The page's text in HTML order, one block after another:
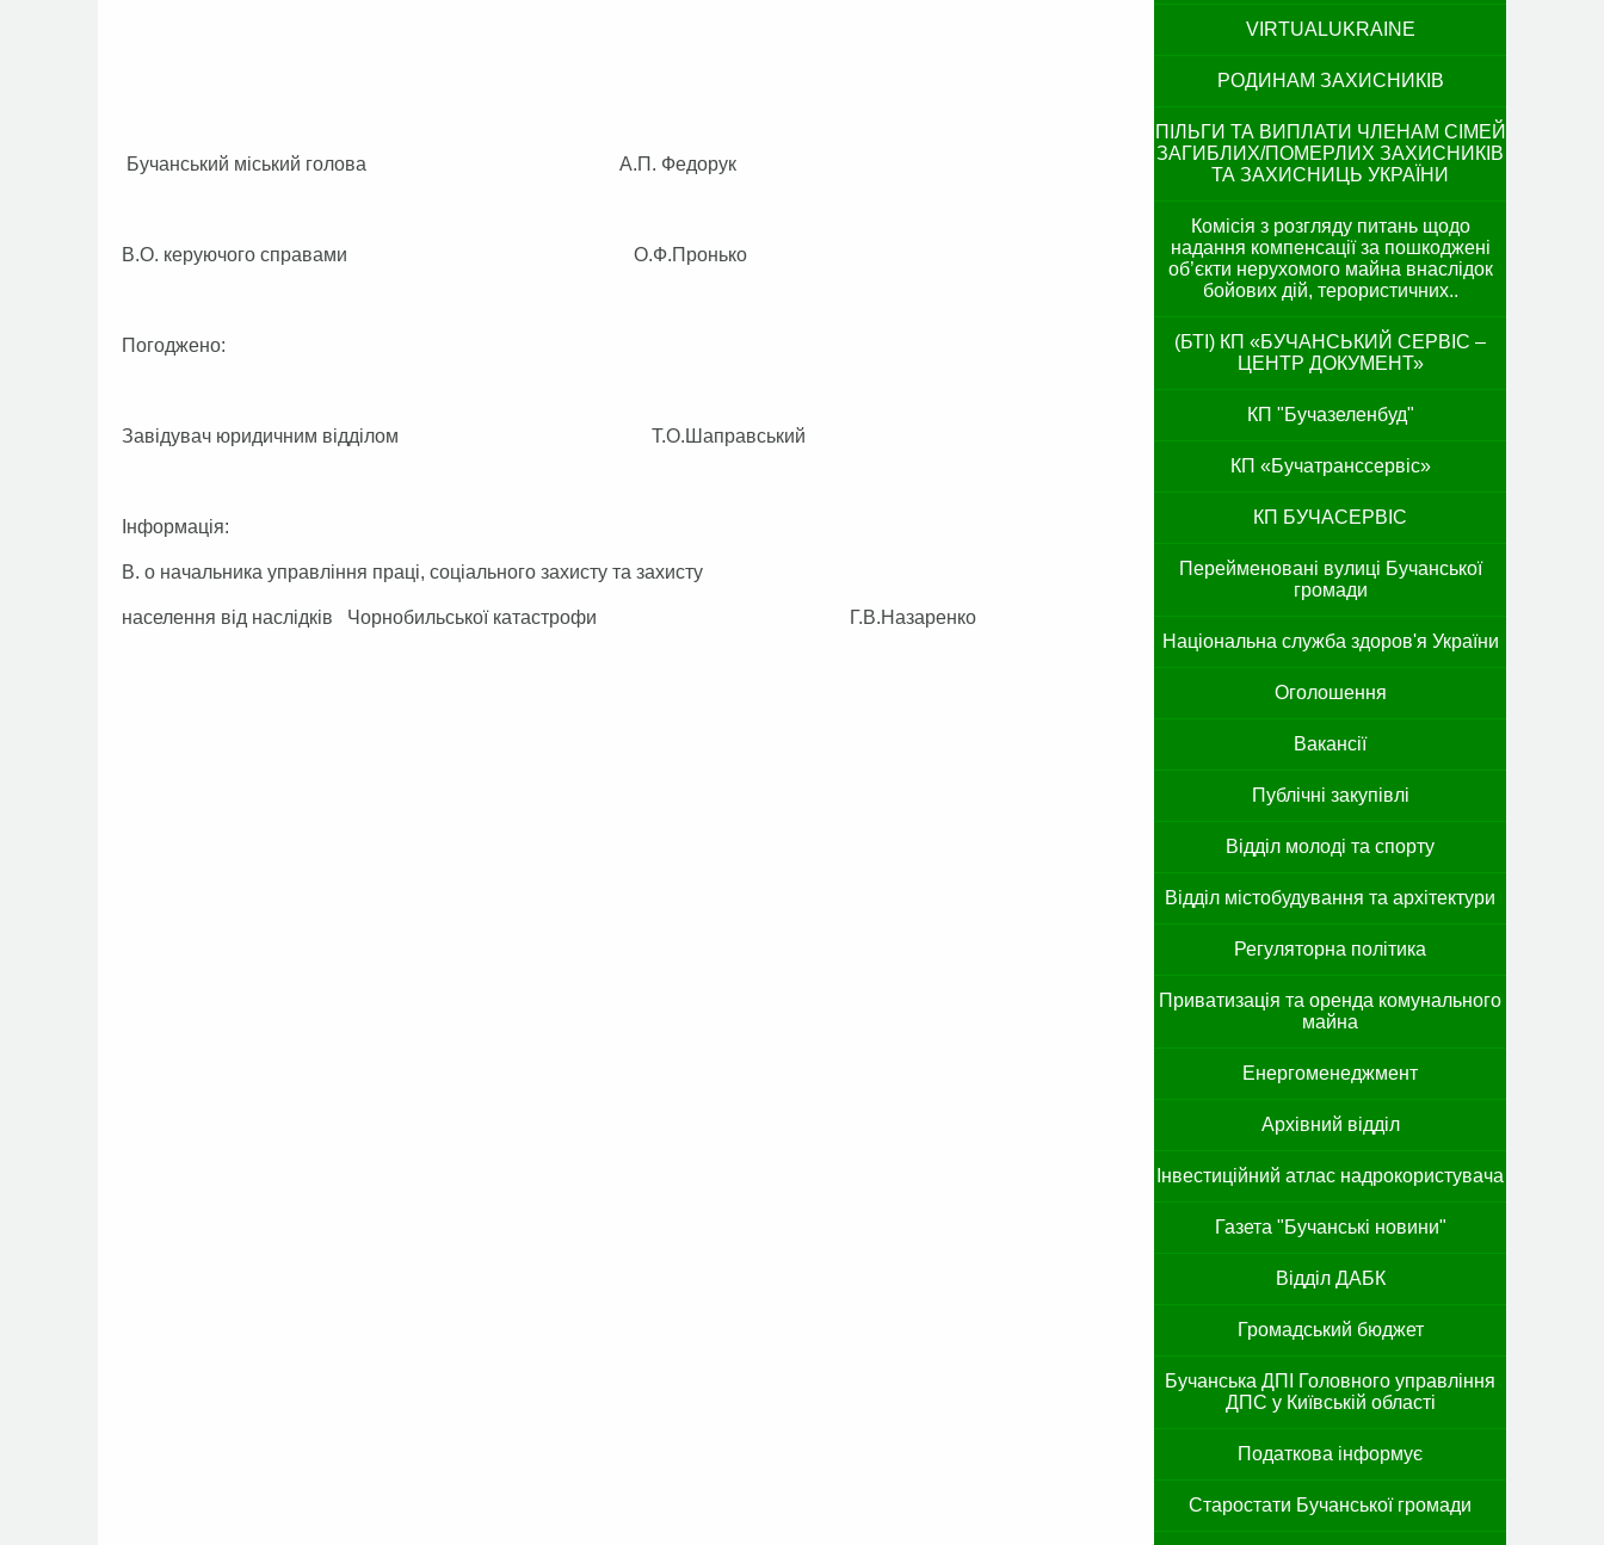
Бучанський міський голова А.П. Федорук
В.О. керуючого справами О.Ф.Пронько
Погоджено:
Завідувач юридичним відділом Т.О.Шаправський
Інформація:
В. о начальника управління праці, соціального захисту та захисту
населення від наслідків Чорнобильської катастрофи Г.В.Назаренко
VIRTUALUKRAINE
РОДИНАМ ЗАХИСНИКІВ
ПІЛЬГИ ТА ВИПЛАТИ ЧЛЕНАМ СІМЕЙ
ЗАГИБЛИХ/ПОМЕРЛИХ ЗАХИСНИКІВ
ТА ЗАХИСНИЦЬ УКРАЇНИ
Комісія з розгляду питань щодо
надання компенсації за пошкоджені
об’єкти нерухомого майна внаслідок
бойових дій, терористичних..
(БТІ) КП «БУЧАНСЬКИЙ СЕРВІС –
ЦЕНТР ДОКУМЕНТ»
КП "Бучазеленбуд"
КП «Бучатранссервіс»
КП БУЧАСЕРВІС
Перейменовані вулиці Бучанської
громади
Національна служба здоров'я України
Оголошення
Вакансії
Публічні закупівлі
Відділ молоді та спорту
Відділ містобудування та архітектури
Регуляторна політика
Приватизація та оренда комунального
майна
Енергоменеджмент
Архівний відділ
Інвестиційний атлас надрокористувача
Газета "Бучанські новини"
Відділ ДАБК
Громадський бюджет
Бучанська ДПІ Головного управління
ДПС у Київській області
Податкова інформує
Старостати Бучанської громади